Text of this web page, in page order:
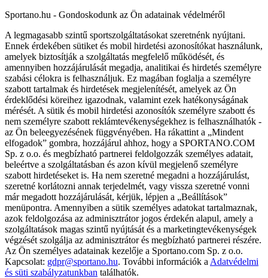
Sportano.hu - Gondoskodunk az Ön adatainak védelméről
A legmagasabb szintű sportszolgáltatásokat szeretnénk nyújtani.
Ennek érdekében sütiket és mobil hirdetési azonosítókat használunk,
amelyek biztosítják a szolgáltatás megfelelő működését, és
amennyiben hozzájárulását megadja, analitikai és hirdetés személyre
szabási célokra is felhasználjuk. Ez magában foglalja a személyre
szabott tartalmak és hirdetések megjelenítését, amelyek az Ön
érdeklődési köreihez igazodnak, valamint ezek hatékonyságának
mérését. A sütik és mobil hirdetési azonosítók személyre szabott és
nem személyre szabott reklámtevékenységekhez is felhasználhatók -
az Ön beleegyezésének függvényében. Ha rákattint a „Mindent
elfogadok” gombra, hozzájárul ahhoz, hogy a SPORTANO.COM
Sp. z o.o. és megbízható partnerei feldolgozzák személyes adatait,
beleértve a szolgáltatásban és azon kívül megjelenő személyre
szabott hirdetéseket is. Ha nem szeretné megadni a hozzájárulást,
szeretné korlátozni annak terjedelmét, vagy vissza szeretné vonni
már megadott hozzájárulását, kérjük, lépjen a „Beállítások”
menüpontra. Amennyiben a sütik személyes adatokat tartalmaznak,
azok feldolgozása az adminisztrátor jogos érdekén alapul, amely a
szolgáltatások magas szintű nyújtását és a marketingtevékenységek
végzését szolgálja az adminisztrátor és megbízható partnerei részére.
Az Ön személyes adatainak kezelője a Sportano.com Sp. z o.o.
Kapcsolat: gdpr@sportano.hu. További információk a Adatvédelmi
és süti szabályzatunkban találhatók.